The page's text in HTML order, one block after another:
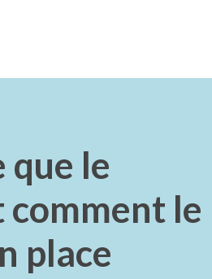
que le
comment le
place